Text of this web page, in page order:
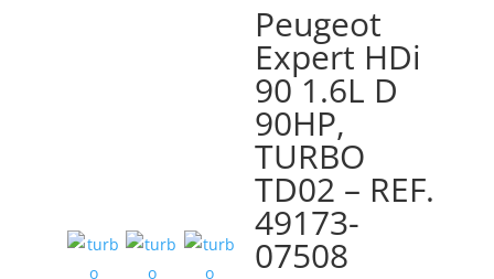
Peugeot
Expert HDi
90 1.6L D
90HP,
TURBO
TD02 – REF.
49173-
07508